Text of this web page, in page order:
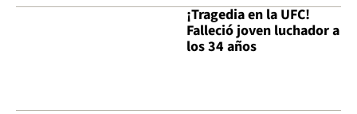
¡Tragedia en la UFC!
Falleció joven luchador a
los 34 años